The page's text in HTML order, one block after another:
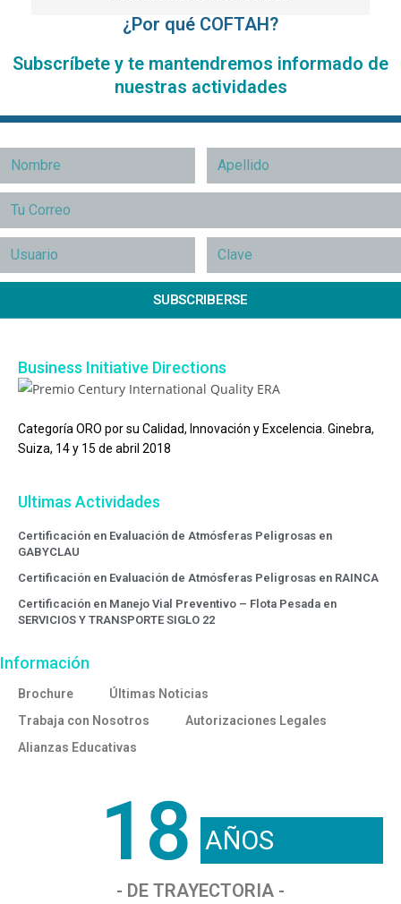
¿Por qué COFTAH?
Subscríbete y te mantendremos informado de
nuestras actividades
SUBSCRIBERSE
Business Initiative Directions
Categoría ORO por su Calidad, Innovación y Excelencia. Ginebra,
Suiza, 14 y 15 de abril 2018
Ultimas Actividades
Certificación en Evaluación de Atmósferas Peligrosas en
GABYCLAU
Certificación en Evaluación de Atmósferas Peligrosas en RAINCA
Certificación en Manejo Vial Preventivo – Flota Pesada en
SERVICIOS Y TRANSPORTE SIGLO 22
Información
Brochure
Últimas Noticias
Trabaja con Nosotros
Autorizaciones Legales
Alianzas Educativas
18 AÑOS
- DE TRAYECTORIA -